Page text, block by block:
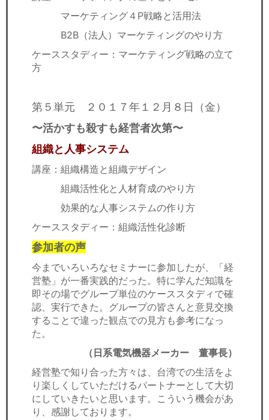
マーケティング４P戦略と活用法
B2B（法人）マーケティングのやり方
ケーススタディー：マーケティング戦略の立て
方
第５単元 ２０１７年１２月８日（金）
〜活かすも殺すも経営者次第〜
組織と人事システム
講座：組織構造と組織デザイン
組織活性化と人材育成のやり方
効果的な人事システムの作り方
ケーススタディー：組織活性化診断
参加者の声
今までいろいろなセミナーに参加したが、「経
営塾」が一番実践的だった。特に学んだ知識を
即その場でグループ単位のケーススタディで確
認、実行できた。グループの皆さんと意見交換
することで違った観点での見方も参考になっ
た。
（日系電気機器メーカー 董事長）
経営塾で知り合った方々は、台湾での生活をよ
り楽しくしていただけるパートナーとして大切
にしていきたいと思います。こういう機会があ
り、感謝しております。